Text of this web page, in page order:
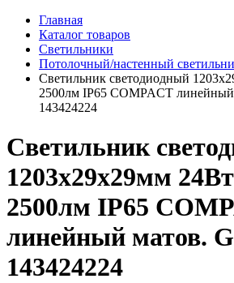
Главная
Каталог товаров
Светильники
Потолочный/настенный
Светильник светодиодный
2500лм IP65 COMPACT
143424224
Светильник
1203х29х29мм
2500лм IP65
линейный матов.
143424224